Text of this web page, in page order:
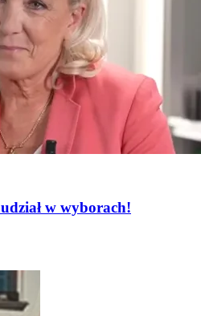
w wyborach!